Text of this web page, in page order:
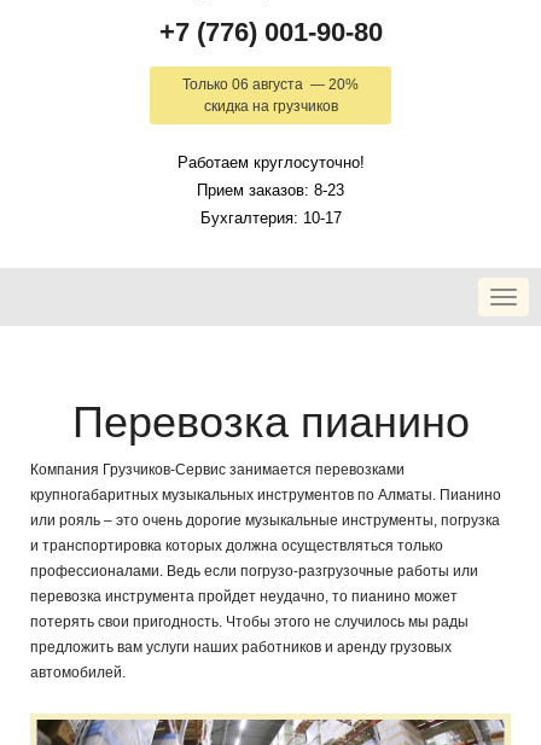
+7 (776) 001-90-80
Только 06 августа — 20%
скидка на грузчиков
Работаем круглосуточно!
Прием заказов: 8-23
Бухгалтерия: 10-17
Перевозка пианино
Компания Грузчиков-Сервис занимается перевозками
крупногабаритных музыкальных инструментов по Алматы. Пианино
или рояль – это очень дорогие музыкальные инструменты, погрузка
и транспортировка которых должна осуществляться только
профессионалами. Ведь если погрузо-разгрузочные работы или
перевозка инструмента пройдет неудачно, то пианино может
потерять свои пригодность. Чтобы этого не случилось мы рады
предложить вам услуги наших работников и аренду грузовых
автомобилей.